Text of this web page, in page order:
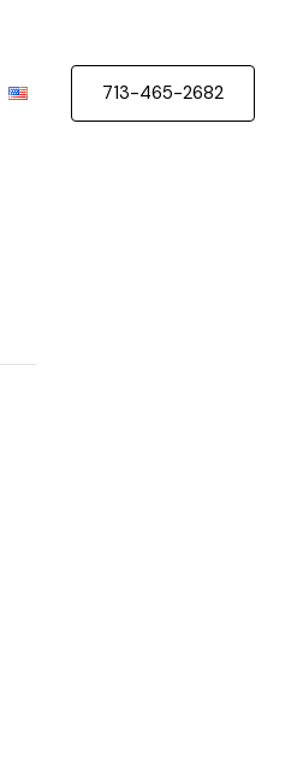
713-465-2682